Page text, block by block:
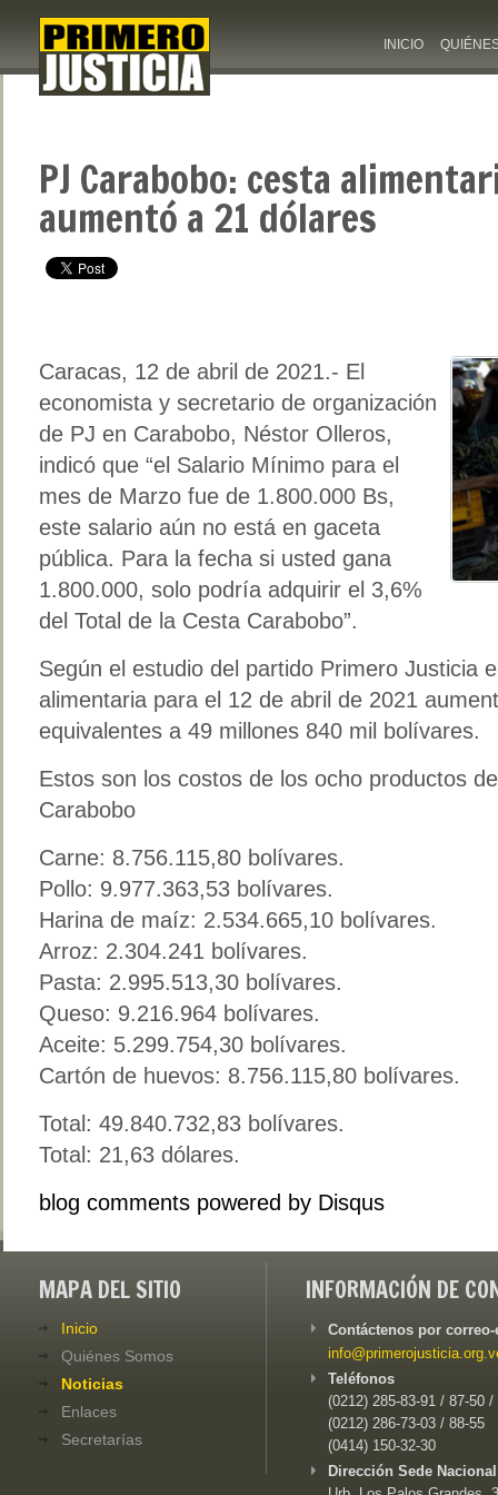
INICIO
PJ Carabobo: cesta
aumentó a 21 dólares
Caracas, 12 de abril de 2021.- El
economista y secretario de organización
de PJ en Carabobo, Néstor Olleros,
indicó que “el Salario Mínimo para el
mes de Marzo fue de 1.800.000 Bs,
este salario aún no está en gaceta
pública. Para la fecha si usted gana
1.800.000, solo podría adquirir el 3,6%
del Total de la Cesta Carabobo”.
Según el estudio del partido Primero Justicia
alimentaria para el 12 de abril de 2021
equivalentes a 49 millones 840 mil bolívares.
Estos son los costos de los ocho productos
Carabobo
Carne: 8.756.115,80 bolívares.
Pollo: 9.977.363,53 bolívares.
Harina de maíz: 2.534.665,10 bolívares.
Arroz: 2.304.241 bolívares.
Pasta: 2.995.513,30 bolívares.
Queso: 9.216.964 bolívares.
Aceite: 5.299.754,30 bolívares.
Cartón de huevos: 8.756.115,80 bolívares.
Total: 49.840.732,83 bolívares.
Total: 21,63 dólares.
blog comments powered by Disqus
MAPA DEL SITIO
Inicio
Quiénes Somos
Noticias
Enlaces
Secretarías
INFORMACIÓN DE
Contáctenos por
Teléfonos
(0212) 285-83-91 / 87-50 /
(0212) 286-73-03 / 88-55
(0414) 150-32-30
Dirección Sede